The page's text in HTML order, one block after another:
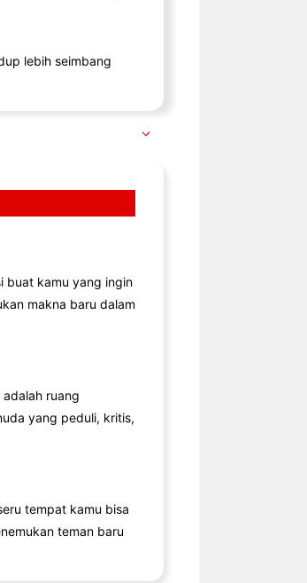
lebih seimbang
buat kamu yang ingin
makna baru dalam
ruang
yang peduli, kritis,
tempat kamu bisa
teman baru